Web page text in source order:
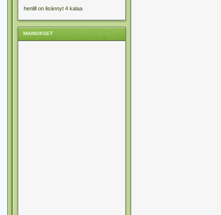
henlill on lisännyt 4 kalaa
MAINOKSET